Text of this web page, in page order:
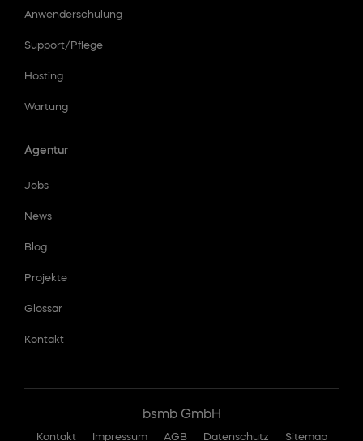
Anwenderschulung
Support/Pflege
Hosting
Wartung
Agentur
Jobs
News
Blog
Projekte
Glossar
Kontakt
bsmb GmbH
Kontakt Impressum AGB Datenschutz Sitemap